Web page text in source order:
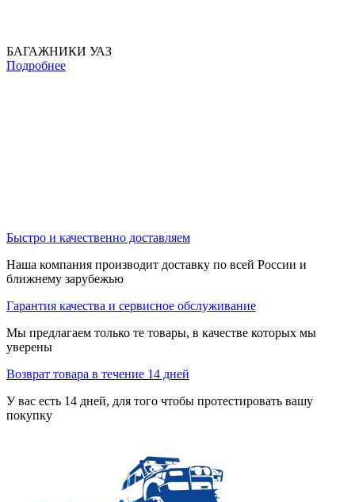
БАГАЖНИКИ УАЗ
Подробнее
Быстро и качественно доставляем
Наша компания производит доставку по всей России и
ближнему зарубежью
Гарантия качества и сервисное обслуживание
Мы предлагаем только те товары, в качестве которых мы
уверены
Возврат товара в течение 14 дней
У вас есть 14 дней, для того чтобы протестировать вашу
покупку